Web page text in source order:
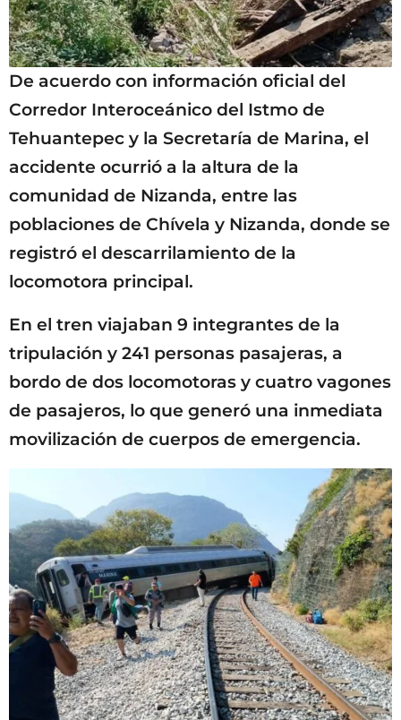
De acuerdo con información oficial del
Corredor Interoceánico del Istmo de
Tehuantepec y la Secretaría de Marina, el
accidente ocurrió a la altura de la
comunidad de Nizanda, entre las
poblaciones de Chívela y Nizanda, donde se
registró el descarrilamiento de la
locomotora principal.
En el tren viajaban 9 integrantes de la
tripulación y 241 personas pasajeras, a
bordo de dos locomotoras y cuatro vagones
de pasajeros, lo que generó una inmediata
movilización de cuerpos de emergencia.